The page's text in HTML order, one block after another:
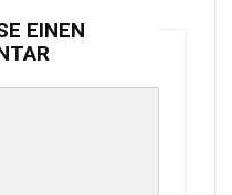
EINEN